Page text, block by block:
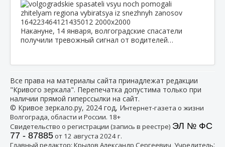
Накануне, 14 января, волгоградские спасатели
получили тревожный сигнал от водителей…
Все права на материалы сайта принадлежат редакции
"Кривого зеркала". Перепечатка допустима только при
наличии прямой гиперссылки на сайт.
© Кривое зеркало.ру, 2024 год, Интернет-газета о жизни
Волгограда, области и России. 18+
Свидетельство о регистрации (запись в реестре) ЭЛ № ФС
77 - 87885от 12 августа 2024 г.
Главный редактор: Крылов Александр Сергеевич, Учредитель: